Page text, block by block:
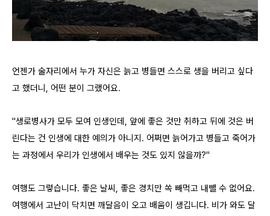
언젠가 술자리에서 누가 자신은 늙고 병들면 스스로 생을 버리고 싶다
고 했더니, 어떤 분이 그랬어요.
"생로병사가 모두 모여 인생인데, 앞에 좋은 것만 취하고 뒤에 것은 버
린다는 건 인생에 대한 예의가 아니지. 어쩌면 늙어가고 병들고 죽어가
는 과정에서 우리가 인생에서 배우는 것도 있지 않을까?"
여행도 그렇습니다. 좋은 날씨, 좋은 경치만 쏙 빼먹고 내뺄 수 없어요.
여행에서 고난이 닥치면 깨달음이 오고 배움이 생깁니다. 비가 와도 달